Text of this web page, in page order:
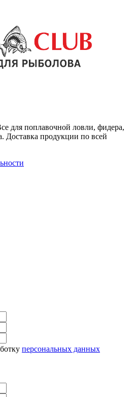
для поплавочной ловли, фидера,
Доставка продукции по всей
персональных данных